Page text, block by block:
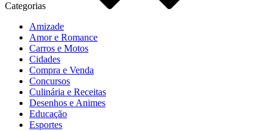
Categorias
Amizade
Amor e Romance
Carros e Motos
Cidades
Compra e Venda
Concursos
Culinária e Receitas
Desenhos e Animes
Educação
Esportes